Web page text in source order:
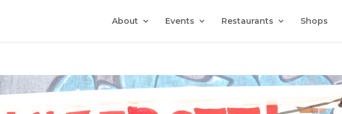
About Events Restaurants Shops